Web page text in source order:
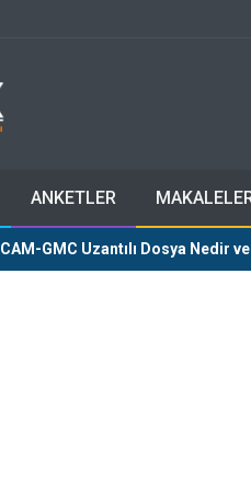
ANKETLER
CAM-GMC Uzantılı Dosya Nedir